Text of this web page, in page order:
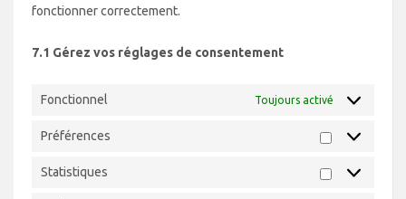
fonctionner correctement.
7.1 Gérez vos réglages de consentement
Fonctionnel Toujours activé
Préférences
Préférences
Statistiques
Statistiques